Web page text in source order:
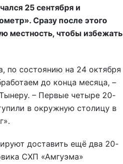
25 сентября и
Сразу после этого
местность, чтобы избежать
по состоянию на 24 октября
до конца месяца, –
– Первые четыре 20-
в окружную столицу в
доставить ещё два 20-
СХП «Амгуэма»